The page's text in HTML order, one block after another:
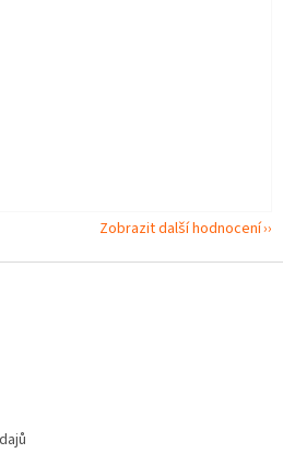
je 5 z 5 hvězdiček.
Zobrazit další hodnocení